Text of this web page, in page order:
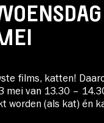
films, katten!
mei van 13.30 –
worden (als kat) én